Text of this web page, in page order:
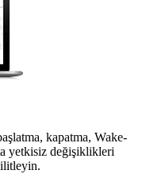
kapatma, Wake-
yetkisiz değişiklikleri